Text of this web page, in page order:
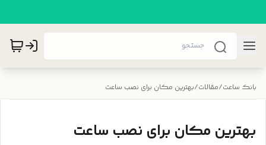
بانک ساعت/مقالات/بهترین مکان برای نصب ساعت
بهترین مکان برای نصب ساعت